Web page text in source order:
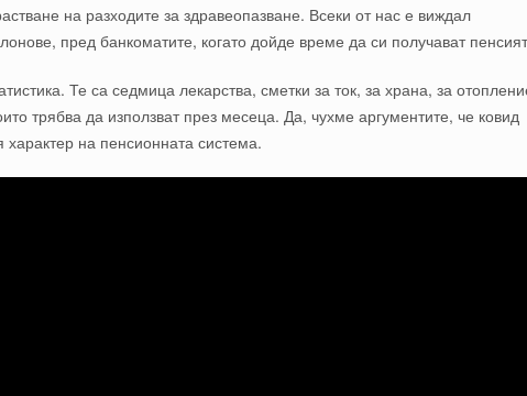
на разходите за здравеопазване. Всеки от нас е виждал
пред банкоматите, когато дойде време да си получават
Те са седмица лекарства, сметки за ток, за храна, за
трябва да използват през месеца. Да, чухме аргументите, че ковид
на пенсионната система.